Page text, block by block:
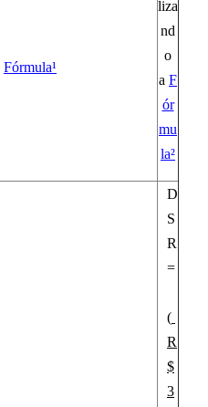
Fórmula¹
liza
nd
o
a F
ór
mu
la²
D
S
R
=
(
R
$
3